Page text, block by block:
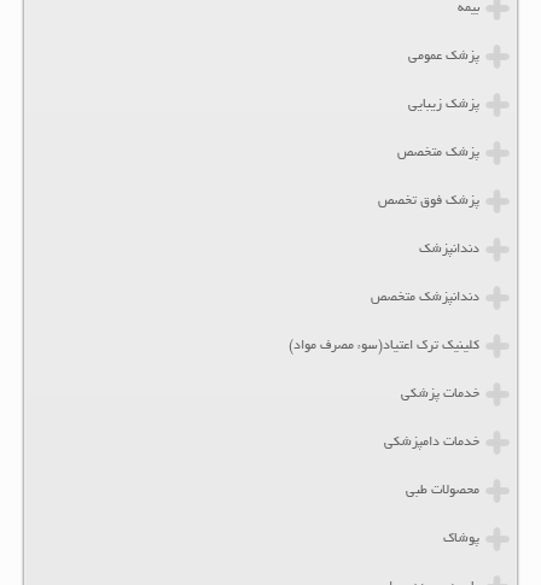
بیمه
پزشک عمومی
پزشک زیبایی
پزشک متخصص
پزشک فوق تخصص
دندانپزشک
دندانپزشک متخصص
کلینیک ترک اعتیاد(سوء مصرف مواد)
خدمات پزشکی
خدمات دامپزشکی
محصولات طبی
پوشاک